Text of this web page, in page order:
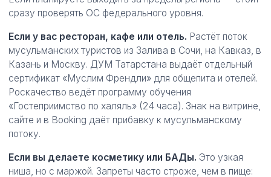
сразу проверять ОС федерального уровня.
Если у вас ресторан, кафе или отель. Растёт поток
мусульманских туристов из Залива в Сочи, на Кавказ, в
Казань и Москву. ДУМ Татарстана выдаёт отдельный
сертификат «Муслим Френдли» для общепита и отелей.
Роскачество ведёт программу обучения
«Гостеприимство по халяль» (24 часа). Знак на витрине,
сайте и в Booking даёт прибавку к мусульманскому
потоку.
Если вы делаете косметику или БАДы. Это узкая
ниша, но с маржой. Запреты часто строже, чем в пище: